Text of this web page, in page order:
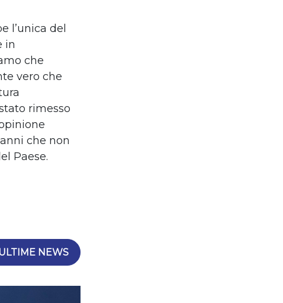
l’unica del
in
che
vero che
rimesso
che non
Paese.
NEWS